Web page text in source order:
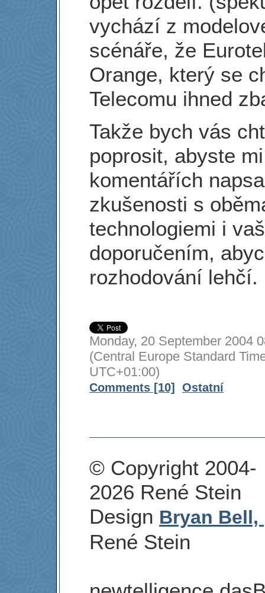
vychází z
scénáře, že
Orange, který se
Telecomu ihned
Takže bych vás
poprosit, abyste
komentářích
zkušenosti s
technologiemi i
doporučením,
rozhodování
Monday, 20 September 2004
(Central Europe Standard
UTC+01:00)
Comments [10] Ostatní
© Copyright 2004-
2026 René Stein
Design Bryan Bell,
René Stein